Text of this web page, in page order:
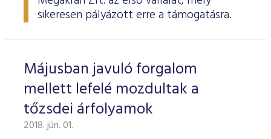
sikeresen pályázott erre a támogatásra.
Májusban javuló forgalom
mellett lefelé mozdultak a
tőzsdei árfolyamok
2018. jún. 01.